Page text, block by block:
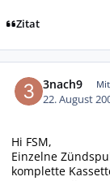
Zitat
3nach9
22. August
Hi FSM,
Einzelne
komplette